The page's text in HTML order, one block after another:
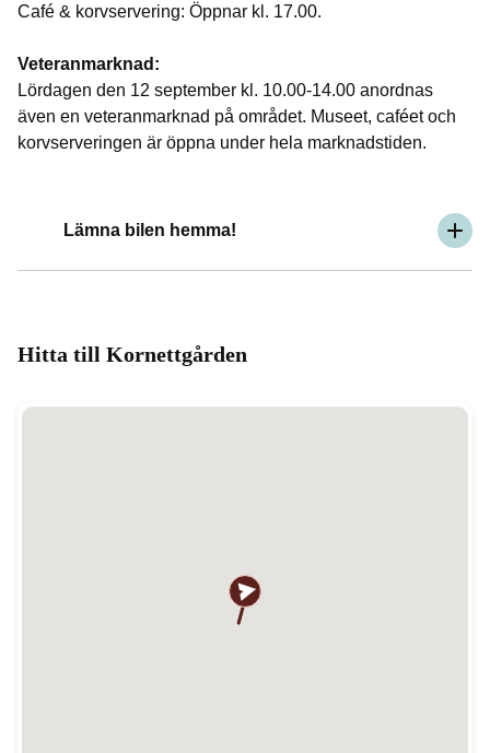
Café & korvservering: Öppnar kl. 17.00.
Veteranmarknad:
Lördagen den 12 september kl. 10.00-14.00 anordnas
även en veteranmarknad på området. Museet, caféet och
korvserveringen är öppna under hela marknadstiden.
Lämna bilen hemma!
Hitta till Kornettgården